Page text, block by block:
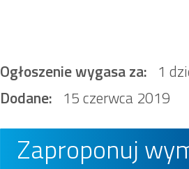
Ogłoszenie wygasa za: 1
Dodane: 15 czerwca 2019
Zaproponuj